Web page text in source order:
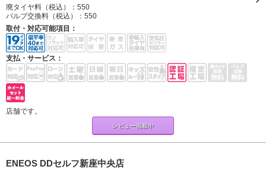
廃タイヤ料（税込）： 550
バルブ交換料（税込）： 550
取付・対応可能項目：
支払・サービス：
店舗です。
レビュー掲載中
ENEOS DDセルフ新座中央店